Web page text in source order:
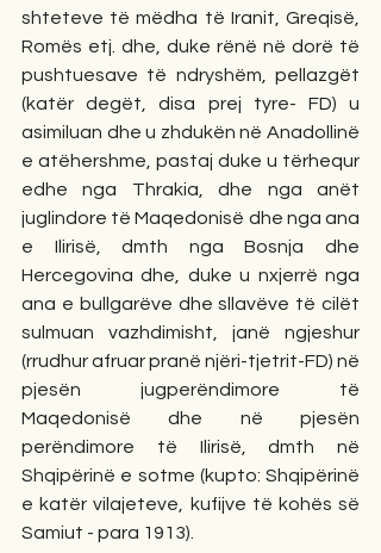
shteteve të mëdha të Iranit, Greqisë,
Romës etj. dhe, duke rënë në dorë të
pushtuesave të ndryshëm, pellazgët
(katër degët, disa prej tyre- FD) u
asimiluan dhe u zhdukën në Anadollinë
e atëhershme, pastaj duke u tërhequr
edhe nga Thrakia, dhe nga anët
juglindore të Maqedonisë dhe nga ana
e Ilirisë, dmth nga Bosnja dhe
Hercegovina dhe, duke u nxjerrë nga
ana e bullgarëve dhe sllavëve të cilët
sulmuan vazhdimisht, janë ngjeshur
(rrudhur afruar pranë njëri-tjetrit-FD) në
pjesën jugperëndimore të
Maqedonisë dhe në pjesën
perëndimore të Ilirisë, dmth në
Shqipërinë e sotme (kupto: Shqipërinë
e katër vilajeteve, kufijve të kohës së
Samiut - para 1913).